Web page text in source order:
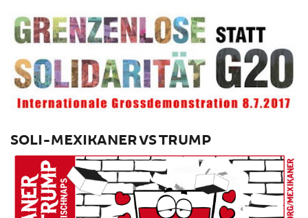
SOLI-MEXIKANER VS TRUMP